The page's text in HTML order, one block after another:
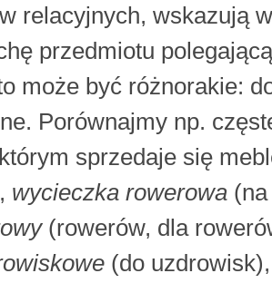
relacyjnych, wskazują
przedmiotu
może być różnorakie:
Porównajmy np.
sprzedaje się
wycieczka rowerowa
(rowerów, dla
(do